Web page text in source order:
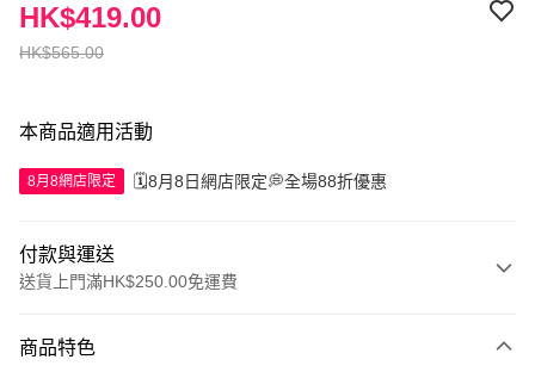
HK$565.00
HK$419.00
本商品適用活動
8月8網店限定 🗓️8月8日網店限定💭全場88折優惠
付款與運送
送貨上門滿HK$250.00免運費
信用卡
商品特色